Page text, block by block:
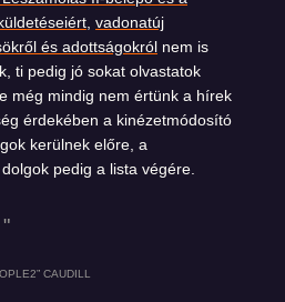
vadonatúj
és adottságokról nem is
ti pedig jó sokat olvastatok
még mindig nem értünk a hírek
érdekében a kinézetmódosító
kerülnek előre, a
pedig a lista végére.
CAUDILL